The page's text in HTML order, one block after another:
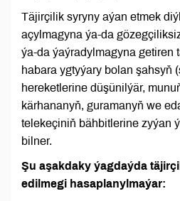
Täjirçilik syryny aýan etmek
açylmagyna ýa-da
ýa-da ýaýradylmagyna getiren
habara ygtyýary bolan şahsyň
hereketlerine düşünilýär,
kärhananyň, guramanyň we
telekeçiniň bähbitlerine zyýan
bilner.
Şu aşakdaky ýagdaýda
edilmegi hasaplanylmaýar: